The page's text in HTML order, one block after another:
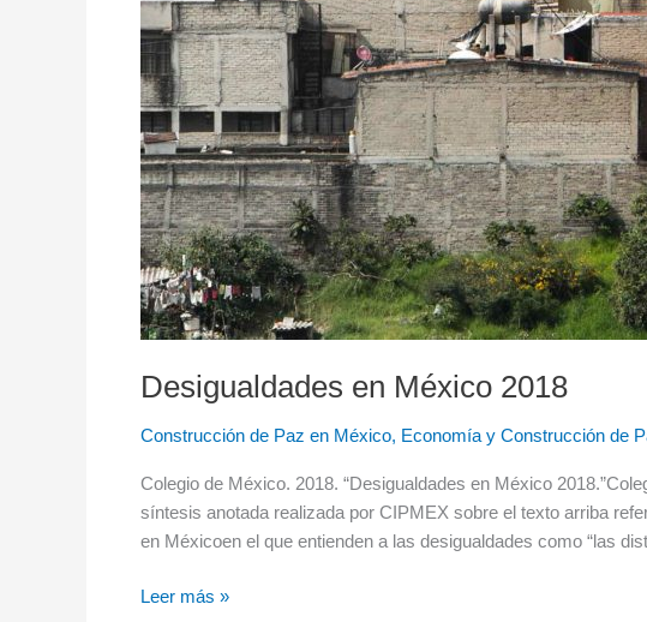
Desigualdades en México 2018
Construcción de Paz en México, Economía y Construcción de
Colegio de México. 2018. “Desigualdades en México
síntesis anotada realizada por CIPMEX sobre el texto arriba
en Méxicoen el que entienden a las desigualdades como “las
Leer más »